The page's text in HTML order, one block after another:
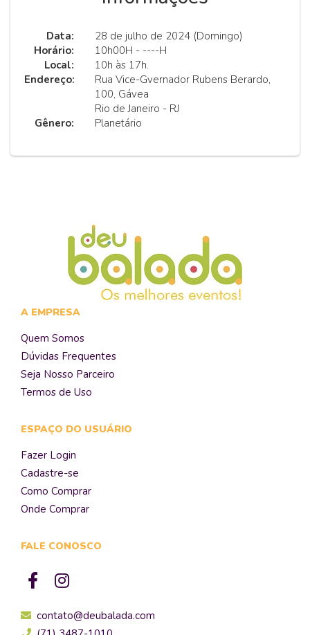
Data:
28 de julho de 2024 (Domingo)
Horário:
10h00H - ----H
Local:
10h às 17h.
Endereço:
Rua Vice-Gvernador Rubens Berardo,
100, Gávea
Rio de Janeiro - RJ
Gênero:
Planetário
A EMPRESA
Quem Somos
Dúvidas Frequentes
Seja Nosso Parceiro
Termos de Uso
ESPAÇO DO USUÁRIO
Fazer Login
Cadastre-se
Como Comprar
Onde Comprar
FALE CONOSCO
contato@deubalada.com